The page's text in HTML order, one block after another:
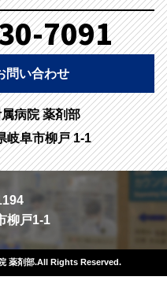
7091
問い合わせ
病院 薬剤部
阜市柳戸 1-1
柳戸1-1
薬剤部.All Rights Reserved.